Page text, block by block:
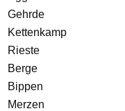
Gehrde
Kettenkamp
Rieste
Berge
Bippen
Merzen